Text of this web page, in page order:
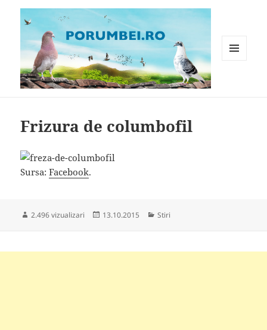
Frizura de columbofil
Sursa:Facebook.
2.496 vizualizari
Publicat
13.10.2015 Categorii
Stiri